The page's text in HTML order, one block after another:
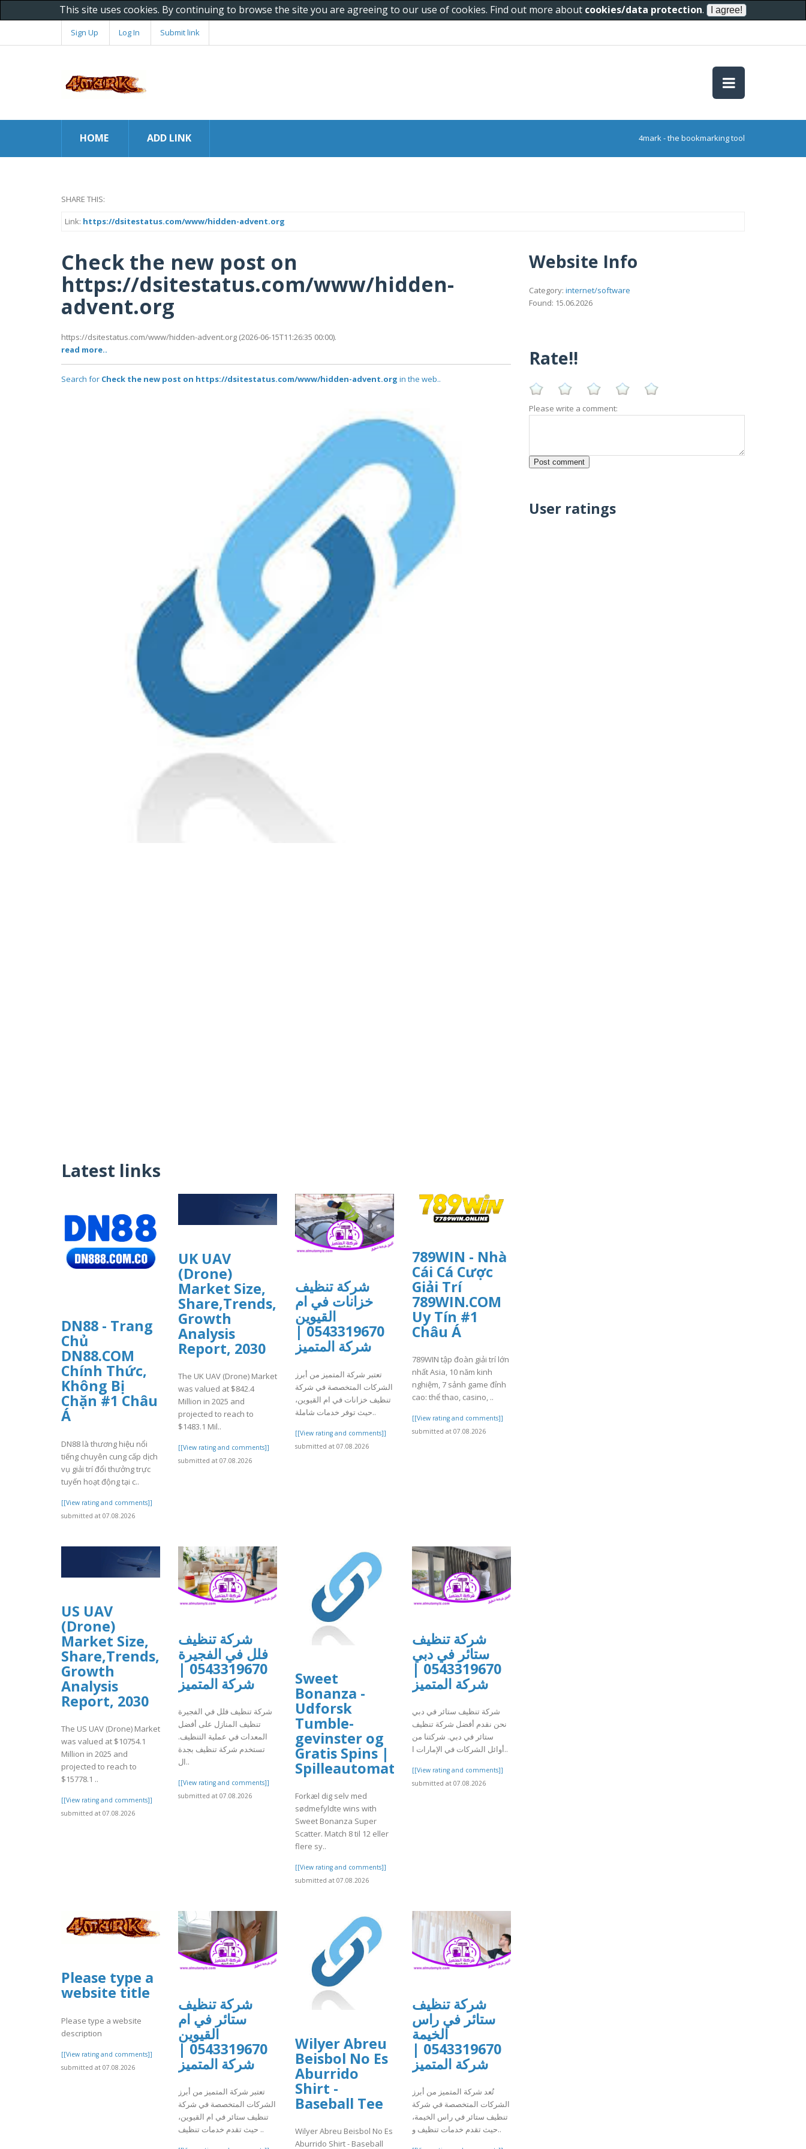
This site uses cookies. By continuing to browse the site you are agreeing to our use of cookies. Find out more about cookies/data protection.
Sign Up Log In Submit link
HOME ADD LINK 4mark - the bookmarking tool
SHARE THIS:
Link: https://dsitestatus.com/www/hidden-advent.org
Check the new post on
https://dsitestatus.com/www/hidden-
advent.org
https://dsitestatus.com/www/hidden-advent.org (2026-06-15T11:26:35 00:00).
read more..
Search for Check the new post on https://dsitestatus.com/www/hidden-advent.org in the web..
Latest links
DN88 - Trang
Chủ
DN88.COM
Chính Thức,
Không Bị
Chặn #1 Châu
Á
DN88 là thương hiệu nổi
tiếng chuyên cung cấp dịch
vụ giải trí đổi thưởng trực
tuyến hoạt động tại c..
[[View rating and comments]]
submitted at 07.08.2026
UK UAV
(Drone)
Market Size,
Share,Trends,
Growth
Analysis
Report, 2030
The UK UAV (Drone) Market
was valued at $842.4
Million in 2025 and
projected to reach to
$1483.1 Mil..
[[View rating and comments]]
submitted at 07.08.2026
شركة تنظيف
خزانات في ام
القيوين
0543319670 |
شركة المتميز
تعتبر شركة المتميز من أبرز
الشركات المتخصصة في شركة
تنظيف خزانات في ام القيوين،
حيث توفر خدمات شاملة..
[[View rating and comments]]
submitted at 07.08.2026
789WIN - Nhà
Cái Cá Cược
Giải Trí
789WIN.COM
Uy Tín #1
Châu Á
789WIN tập đoàn giải trí lớn
nhất Asia, 10 năm kinh
nghiệm, 7 sảnh game đỉnh
cao: thể thao, casino, ..
[[View rating and comments]]
submitted at 07.08.2026
US UAV
(Drone)
Market Size,
Share,Trends,
Growth
Analysis
Report, 2030
The US UAV (Drone) Market
was valued at $10754.1
Million in 2025 and
projected to reach to
$15778.1 ..
[[View rating and comments]]
submitted at 07.08.2026
شركة تنظيف
فلل في الفجيرة
0543319670 |
شركة المتميز
شركة تنظيف فلل في الفجيرة
تنظيف المنازل على أفضل
المعدات في عملية التنظيف.
تستخدم شركة تنظيف بجدة
ال..
[[View rating and comments]]
submitted at 07.08.2026
Sweet
Bonanza -
Udforsk
Tumble-
gevinster og
Gratis Spins |
Spilleautomat
Forkæl dig selv med
sødmefyldte wins with
Sweet Bonanza Super
Scatter. Match 8 til 12 eller
flere sy..
[[View rating and comments]]
submitted at 07.08.2026
شركة تنظيف
ستائر في دبي
0543319670 |
شركة المتميز
شركة تنظيف ستائر في دبي
نحن نقدم أفضل شركة تنظيف
ستائر في دبي. شركتنا من
أوائل الشركات في الإمارات ا..
[[View rating and comments]]
submitted at 07.08.2026
Please type a
website title
Please type a website
description
[[View rating and comments]]
submitted at 07.08.2026
شركة تنظيف
ستائر في ام
القيوين
0543319670 |
شركة المتميز
تعتبر شركة المتميز من أبرز
الشركات المتخصصة في شركة
تنظيف ستائر في ام القيوين،
حيث تقدم خدمات تنظيف ..
Wilyer Abreu
Beisbol No Es
Aburrido
Shirt -
Baseball Tee
Wilyer Abreu Beisbol No Es
Aburrido Shirt - Baseball
شركة تنظيف
ستائر في راس
الخيمة
0543319670 |
شركة المتميز
تُعد شركة المتميز من أبرز
الشركات المتخصصة في شركة
تنظيف ستائر في راس الخيمة،
حيث تقدم خدمات تنظيف و..
Website Info
Category: internet/software
Found: 15.06.2026
Rate!!
Please write a comment:
User ratings